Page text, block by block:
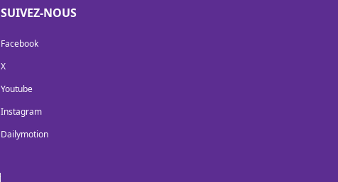
SUIVEZ-NOUS
Facebook
X
Youtube
Instagram
Dailymotion